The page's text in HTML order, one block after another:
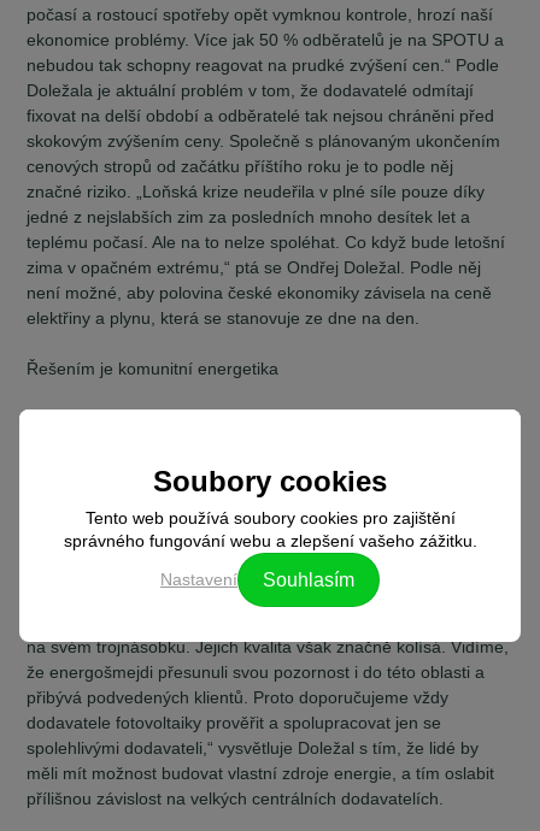
počasí a rostoucí spotřeby opět vymknou kontrole, hrozí naší
ekonomice problémy. Více jak 50 % odběratelů je na SPOTU a
nebudou tak schopny reagovat na prudké zvýšení cen.“ Podle
Doležala je aktuální problém v tom, že dodavatelé odmítají
fixovat na delší období a odběratelé tak nejsou chráněni před
skokovým zvýšením ceny. Společně s plánovaným ukončením
cenových stropů od začátku příštího roku je to podle něj
značné riziko. „Loňská krize neudeřila v plné síle pouze díky
jedné z nejslabších zim za posledních mnoho desítek let a
teplému počasí. Ale na to nelze spoléhat. Co když bude letošní
zima v opačném extrému,“ ptá se Ondřej Doležal. Podle něj
není možné, aby polovina české ekonomiky závisela na ceně
elektřiny a plynu, která se stanovuje ze dne na den.
Řešením je komunitní energetika
lidem umožňují aktivně se podílet na výstavbě a využití
elektřiny v místech jejich života. To může pomoci stabilizovat trh
a naplno rozvinout energetický potenciál jednotlivých regionů,“
doplňuje Ondřej Doležal s tím, že tyto projekty mají navíc
potenciál nasměrovat aktuální nepřiměřené zisky energetických
společností zpět do rukou lidí. Podle něj je však třeba si dát
na svém trojnásobku. Jejich kvalita však značně kolísá. Vidíme,
že energošmejdi přesunuli svou pozornost i do této oblasti a
přibývá podvedených klientů. Proto doporučujeme vždy
dodavatele fotovoltaiky prověřit a spolupracovat jen se
spolehlivými dodavateli,“ vysvětluje Doležal s tím, že lidé by
měli mít možnost budovat vlastní zdroje energie, a tím oslabit
přílišnou závislost na velkých centrálních dodavatelích.
Soubory cookies
Tento web používá soubory cookies pro zajištění
správného fungování webu a zlepšení vašeho zážitku.
Nastavení Souhlasím